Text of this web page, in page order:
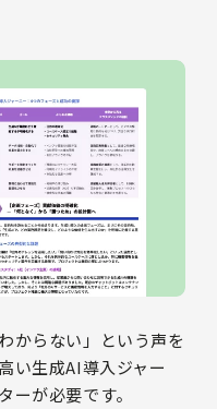
からない」という声を
い生成AI導入ジャー
ーが必要です。